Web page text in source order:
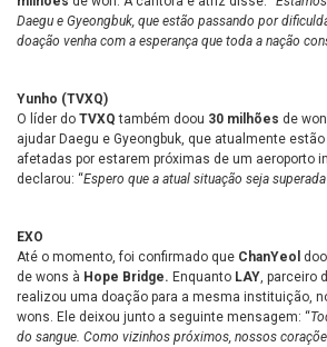
Daegu e Gyeongbuk, que estão passando por
doação venha com a esperança que toda a nação
Yunho (TVXQ)
O líder do TVXQtambém doou 30 milhões de
ajudar Daegu e Gyeongbuk, que atualmente
afetadas por estarem próximas de um aeroporto
declarou: “Espero que a atual situação seja
EXO
Até o momento, foi confirmado que ChanYeol
de wons à Hope Bridge. Enquanto LAY, parceiro
realizou uma doação para a mesma instituição,
wons. Ele deixou junto a seguinte mensagem: “
do sangue. Como vizinhos próximos, nossos